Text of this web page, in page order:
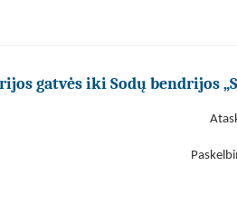
gatvės iki Sodų bendrijos